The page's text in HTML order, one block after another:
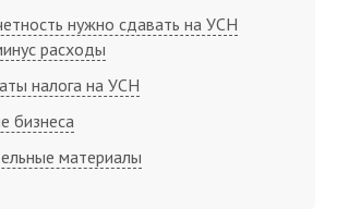
нужно сдавать на УСН
расходы
налога на УСН
бизнеса
материалы